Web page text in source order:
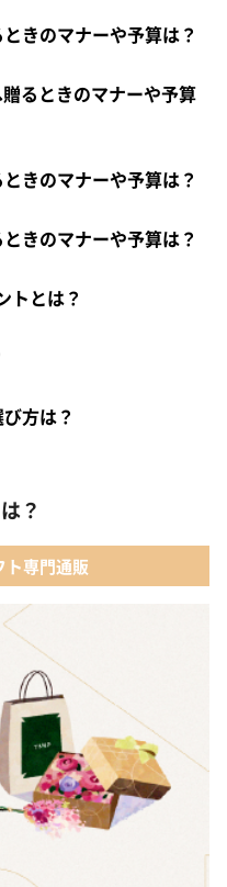
きのマナーや予算は？
るときのマナーや予算
きのマナーや予算は？
きのマナーや予算は？
トとは？
方は？
？
ト専門通販